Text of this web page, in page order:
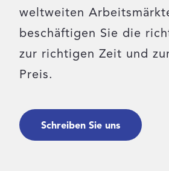
Login
Kontakt
weltweiten
beschäftigen Sie die
zur richtigen Zeit und
Preis.
Schreiben Sie uns